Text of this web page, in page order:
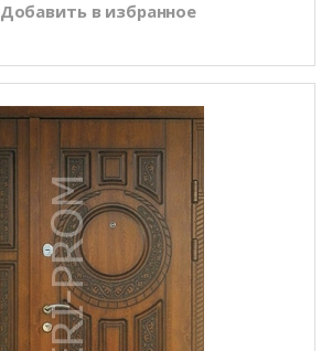
Добавить в избранное